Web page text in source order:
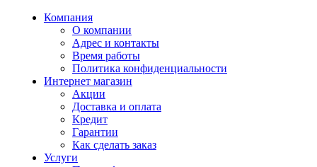
Компания
О компании
Адрес и контакты
Время работы
Политика конфиденциальности
Интернет магазин
Акции
Доставка и оплата
Кредит
Гарантии
Как сделать заказ
Услуги